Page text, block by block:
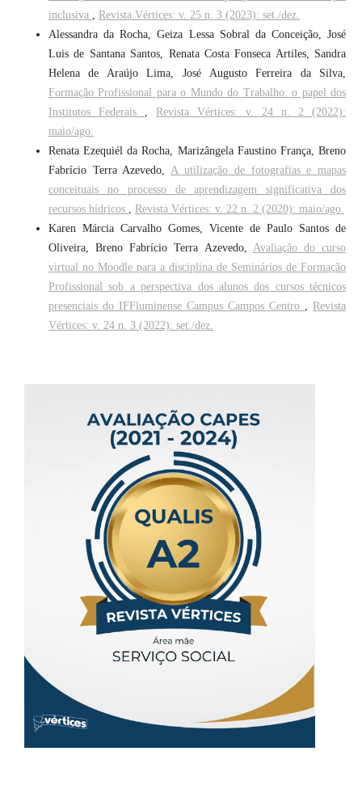
inclusiva , Revista Vértices: v. 25 n. 3 (2023): set./dez.
Alessandra da Rocha, Geiza Lessa Sobral da Conceição, José
Luis de Santana Santos, Renata Costa Fonseca Artiles, Sandra
Helena de Araújo Lima, José Augusto Ferreira da Silva,
Formação Profissional para o Mundo do Trabalho: o papel dos
Institutos Federais , Revista Vértices: v. 24 n. 2 (2022):
maio/ago.
Renata Ezequiél da Rocha, Marizângela Faustino França, Breno
Fabrício Terra Azevedo,A utilização de fotografias e mapas
conceituais no processo de aprendizagem significativa dos
recursos hídricos , Revista Vértices: v. 22 n. 2 (2020): maio/ago.
Karen Márcia Carvalho Gomes, Vicente de Paulo Santos de
Oliveira, Breno Fabrício Terra Azevedo, Avaliação do curso
virtual no Moodle para a disciplina de Seminários de Formação
Profissional sob a perspectiva dos alunos dos cursos técnicos
presenciais do IFFluminense Campus Campos Centro , Revista
Vértices: v. 24 n. 3 (2022): set./dez.